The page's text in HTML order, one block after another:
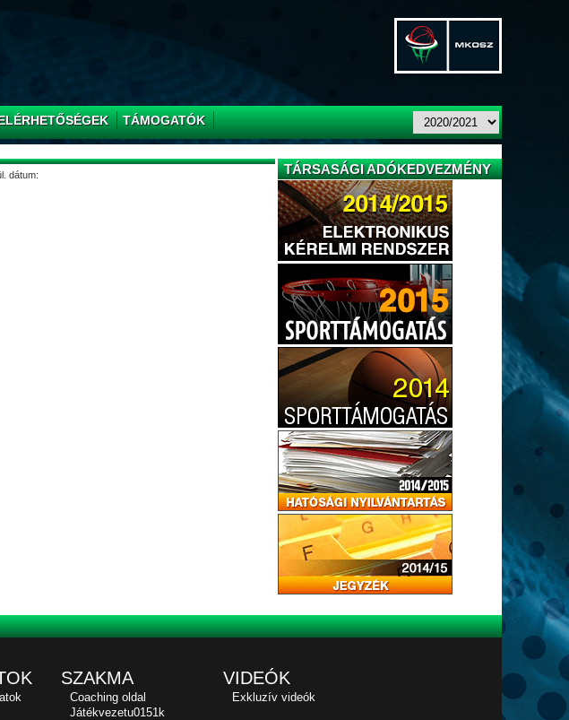
TÁMOGATÓK
dátum: TÁRSASÁGI ADÓKEDVEZMÉNY
SZAKMA
Coaching oldal
Játékvezetu0151k
VIDEÓK
Exkluzív videók